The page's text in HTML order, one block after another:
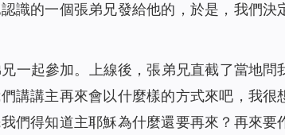
識的一個張弟兄發給他的，於是，我們決
一起參加。上線後，張弟兄直截了當地問
講講主再來會以什麼樣的方式來吧，我很
們得知道主耶穌為什麼還要再來？再來要